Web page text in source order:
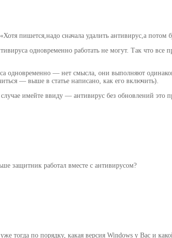
пишется,надо сначала удалить антивирус,а потом
одновременно работать не могут. Так что
одновременно — нет смысла, они выполняют
— выше в статье написано, как его включить).
имейте ввиду — антивирус без обновлений это
защитник работал вместе с антивирусом?
тогда по порядку, какая версия Windows у Вас и